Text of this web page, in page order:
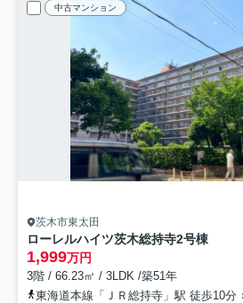
中古マンション
茨木市東太田
ローレルハイツ茨木総持寺2号棟
1,999万円
3階 / 66.23㎡ / 3LDK /築51年
東海道本線「ＪＲ総持寺」駅 徒歩10分